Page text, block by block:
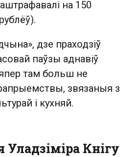
на 150
дзе праходзіў
паўзы аднавіў
там больш не
звязаныя з
і кухняй.
Уладзіміра Кнігу